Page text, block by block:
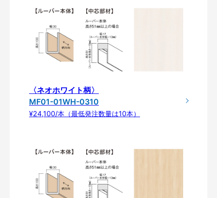
〈ネオホワイト柄〉
MF01-01WH-0310
¥24,100/本（最低発注数量は10本）